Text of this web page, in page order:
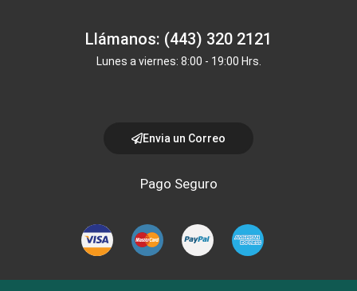
Llámanos: (443) 320 2121
Lunes a viernes: 8:00 - 19:00 Hrs.
Envia un Correo
Pago Seguro